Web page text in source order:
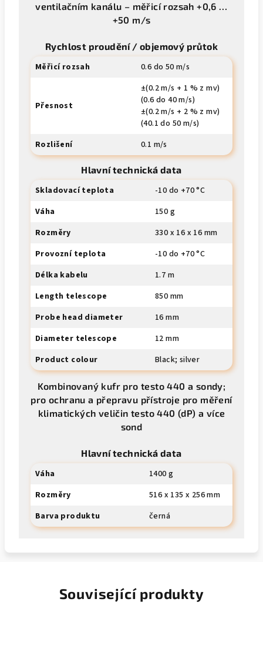
ventilačním kanálu – měřicí rozsah +0,6 …
+50 m/s
Rychlost proudění / objemový průtok
Měřicí rozsah 0.6 do 50 m/s
Přesnost
±(0.2 m/s + 1 % z mv)
(0.6 do 40 m/s)
±(0.2 m/s + 2 % z mv)
(40.1 do 50 m/s)
Rozlišení
0.1 m/s
Hlavní technická data
Skladovací teplota
-10 do +70 °C
Váha
150 g
Rozměry
330 x 16 x 16 mm
Provozní teplota
-10 do +70 °C
Délka kabelu
1.7 m
Length telescope
850 mm
Probe head diameter
16 mm
Diameter telescope
12 mm
Product colour
Black; silver
Kombinovaný kufr pro testo 440 a sondy;
pro ochranu a přepravu přístroje pro měření
klimatických veličin testo 440 (dP) a více
sond
Hlavní technická data
Váha
1400 g
Rozměry
516 x 135 x 256 mm
Barva produktu
černá
Související produkty